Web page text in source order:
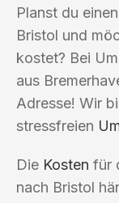
Planst du
Bristol und
kostet? Bei
aus
Adresse! Wir
stressfreien
Die Kosten für
nach Bristol